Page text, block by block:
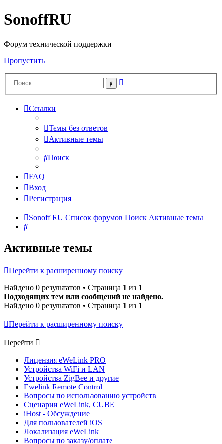
SonoffRU
Форум технической поддержки
Пропустить
Поиск
Ссылки
Темы без ответов
Активные темы
Поиск
FAQ
Вход
Регистрация
Sonoff RU Список форумов Поиск Активные темы
Поиск
Активные темы
Перейти к расширенному поиску
Найдено 0 результатов • Страница 1 из 1
Подходящих тем или сообщений не найдено.
Найдено 0 результатов • Страница 1 из 1
Перейти к расширенному поиску
Перейти
Лицензия eWeLink PRO
Устройства WiFi и LAN
Устройства ZigBee и другие
Ewelink Remote Control
Вопросы по использованию устройств
Сценарии eWeLink, CUBE
iHost - Обсуждение
Для пользователей iOS
Локализация eWeLink
Вопросы по заказу/оплате